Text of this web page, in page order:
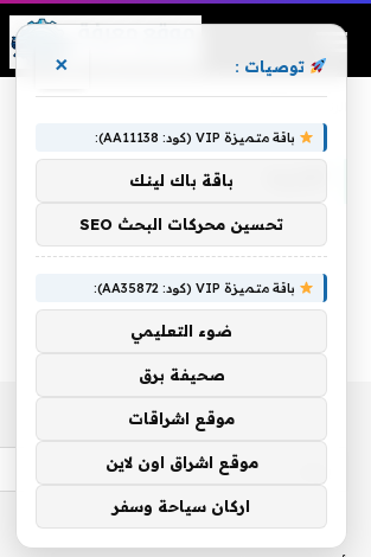
توصيات : ×
باقة متميزة VIP (كود: AA11138):
باقة باك لينك
تحسين محركات البحث SEO
باقة متميزة VIP (كود: AA35872):
ضوء التعليمي
صحيفة برق
موقع اشراقات
موقع اشراق اون لاين
اركان سياحة وسفر